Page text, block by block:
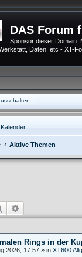
DAS Forum
Sponsor dieser Domain:
Daten, etc - XT-
Kalender
Aktive Themen
Suche
Rings in der
2026, 17:57 » in XT600